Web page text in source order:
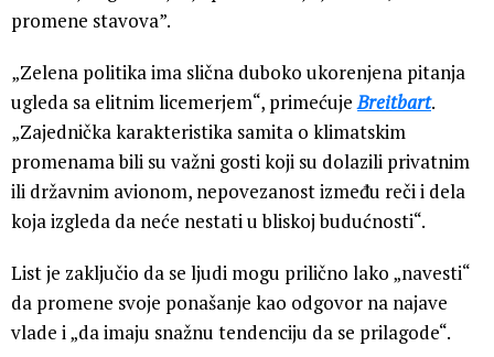
promene stavova”.
„Zelena politika ima slična duboko ukorenjena pitanja
ugleda sa elitnim licemerjem“, primećuje Breitbart.
„Zajednička karakteristika samita o klimatskim
promenama bili su važni gosti koji su dolazili privatnim
ili državnim avionom, nepovezanost između reči i dela
koja izgleda da neće nestati u bliskoj budućnosti“.
List je zaključio da se ljudi mogu prilično lako „navesti“
da promene svoje ponašanje kao odgovor na najave
vlade i „da imaju snažnu tendenciju da se prilagode“.